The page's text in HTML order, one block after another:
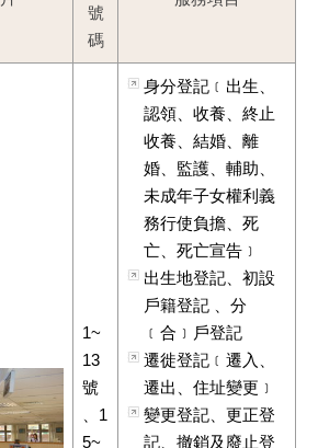
號
碼
1~
13
號
、1
5~
身分登記﹝出生、
認領、收養、終止
收養、結婚、離
婚、監護、輔助、
未成年子女權利義
務行使負擔、死
亡、死亡宣告﹞
出生地登記、初設
戶籍登記 、分
﹝合﹞戶登記
遷徙登記﹝遷入、
遷出、住址變更﹞
變更登記、更正登
記、撤銷及廢止登